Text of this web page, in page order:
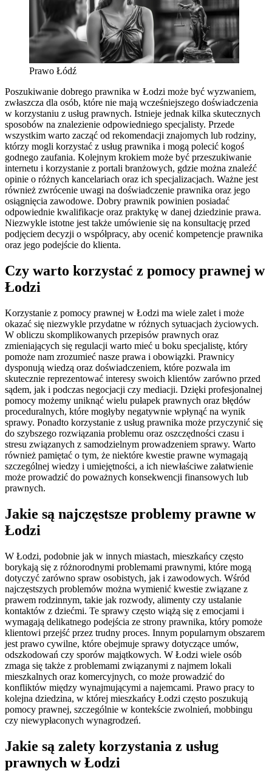
Prawo Łódź
Poszukiwanie dobrego prawnika w Łodzi może być wyzwaniem,
zwłaszcza dla osób, które nie mają wcześniejszego doświadczenia
w korzystaniu z usług prawnych. Istnieje jednak kilka skutecznych
sposobów na znalezienie odpowiedniego specjalisty. Przede
wszystkim warto zacząć od rekomendacji znajomych lub rodziny,
którzy mogli korzystać z usług prawnika i mogą polecić kogoś
godnego zaufania. Kolejnym krokiem może być przeszukiwanie
internetu i korzystanie z portali branżowych, gdzie można znaleźć
opinie o różnych kancelariach oraz ich specjalizacjach. Ważne jest
również zwrócenie uwagi na doświadczenie prawnika oraz jego
osiągnięcia zawodowe. Dobry prawnik powinien posiadać
odpowiednie kwalifikacje oraz praktykę w danej dziedzinie prawa.
Niezwykle istotne jest także umówienie się na konsultację przed
podjęciem decyzji o współpracy, aby ocenić kompetencje prawnika
oraz jego podejście do klienta.
Czy warto korzystać z pomocy prawnej w
Łodzi
Korzystanie z pomocy prawnej w Łodzi ma wiele zalet i może
okazać się niezwykle przydatne w różnych sytuacjach życiowych.
W obliczu skomplikowanych przepisów prawnych oraz
zmieniających się regulacji warto mieć u boku specjalistę, który
pomoże nam zrozumieć nasze prawa i obowiązki. Prawnicy
dysponują wiedzą oraz doświadczeniem, które pozwala im
skutecznie reprezentować interesy swoich klientów zarówno przed
sądem, jak i podczas negocjacji czy mediacji. Dzięki profesjonalnej
pomocy możemy uniknąć wielu pułapek prawnych oraz błędów
proceduralnych, które mogłyby negatywnie wpłynąć na wynik
sprawy. Ponadto korzystanie z usług prawnika może przyczynić się
do szybszego rozwiązania problemu oraz oszczędności czasu i
stresu związanych z samodzielnym prowadzeniem sprawy. Warto
również pamiętać o tym, że niektóre kwestie prawne wymagają
szczególnej wiedzy i umiejętności, a ich niewłaściwe załatwienie
może prowadzić do poważnych konsekwencji finansowych lub
prawnych.
Jakie są najczęstsze problemy prawne w
Łodzi
W Łodzi, podobnie jak w innych miastach, mieszkańcy często
borykają się z różnorodnymi problemami prawnymi, które mogą
dotyczyć zarówno spraw osobistych, jak i zawodowych. Wśród
najczęstszych problemów można wymienić kwestie związane z
prawem rodzinnym, takie jak rozwody, alimenty czy ustalanie
kontaktów z dziećmi. Te sprawy często wiążą się z emocjami i
wymagają delikatnego podejścia ze strony prawnika, który pomoże
klientowi przejść przez trudny proces. Innym popularnym obszarem
jest prawo cywilne, które obejmuje sprawy dotyczące umów,
odszkodowań czy sporów majątkowych. W Łodzi wiele osób
zmaga się także z problemami związanymi z najmem lokali
mieszkalnych oraz komercyjnych, co może prowadzić do
konfliktów między wynajmującymi a najemcami. Prawo pracy to
kolejna dziedzina, w której mieszkańcy Łodzi często poszukują
pomocy prawnej, szczególnie w kontekście zwolnień, mobbingu
czy niewypłaconych wynagrodzeń.
Jakie są zalety korzystania z usług
prawnych w Łodzi